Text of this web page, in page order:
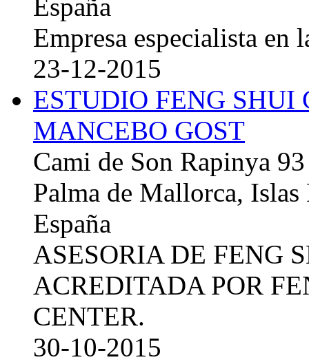
España
Empresa especialista en
23-12-2015
ESTUDIO FENG
MANCEBO GOST
Cami de Son Rapinya 93
Palma de Mallorca, Islas
España
ASESORIA DE FENG
ACREDITADA POR
CENTER.
30-10-2015